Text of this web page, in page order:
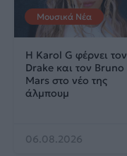
Μουσικά Νέα
Η Karol G φέρνει τον
Drake και τον Bruno
Mars στο νέο της
άλμπουμ
06.08.2026